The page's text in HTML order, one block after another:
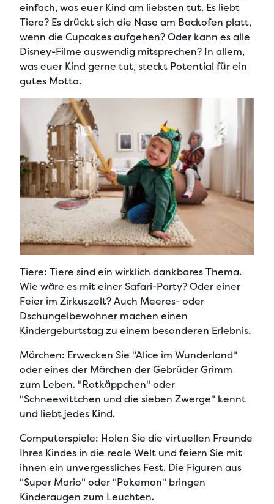
einfach, was euer Kind am liebsten tut. Es liebt
Tiere? Es drückt sich die Nase am Backofen platt,
wenn die Cupcakes aufgehen? Oder kann es alle
Disney-Filme auswendig mitsprechen? In allem,
was euer Kind gerne tut, steckt Potential für ein
gutes Motto.
Tiere: Tiere sind ein wirklich dankbares Thema.
Wie wäre es mit einer Safari-Party? Oder einer
Feier im Zirkuszelt? Auch Meeres- oder
Dschungelbewohner machen einen
Kindergeburtstag zu einem besonderen Erlebnis.
Märchen: Erwecken Sie "Alice im Wunderland"
oder eines der Märchen der Gebrüder Grimm
zum Leben. "Rotkäppchen" oder
"Schneewittchen und die sieben Zwerge" kennt
und liebt jedes Kind.
Computerspiele: Holen Sie die virtuellen Freunde
Ihres Kindes in die reale Welt und feiern Sie mit
ihnen ein unvergessliches Fest. Die Figuren aus
"Super Mario" oder "Pokemon" bringen
Kinderaugen zum Leuchten.